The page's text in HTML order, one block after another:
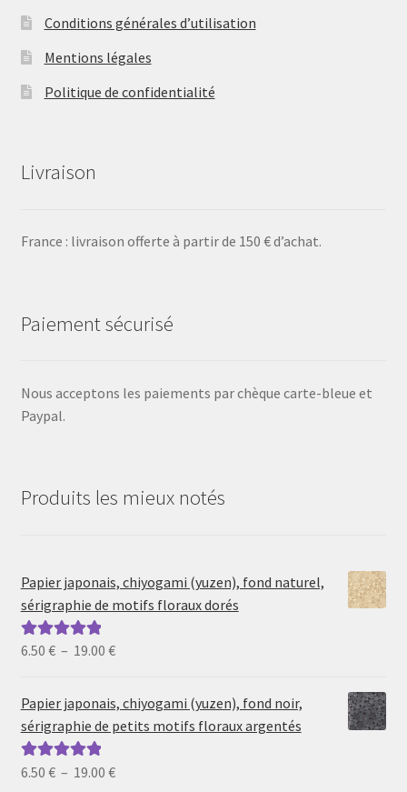
Conditions générales d’utilisation
Mentions légales
Politique de confidentialité
Livraison
France : livraison offerte à partir de 150 € d’achat.
Paiement sécurisé
Nous acceptons les paiements par chèque carte-bleue et
Paypal.
Produits les mieux notés
Papier japonais, chiyogami (yuzen), fond naturel,
sérigraphie de motifs floraux dorés
Note5.00sur
6.50 € – 19.00 €Plage
prix :
6.50 €
19.00 €
Papier japonais, chiyogami (yuzen), fond noir,
sérigraphie de petits motifs floraux argentés
Note5.00sur
6.50 € – 19.00 €Plage